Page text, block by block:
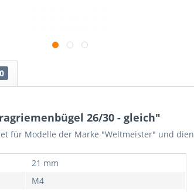
0
26/30 - gleich"
für Modelle der Marke "Weltmeister" und
21 mm
M4